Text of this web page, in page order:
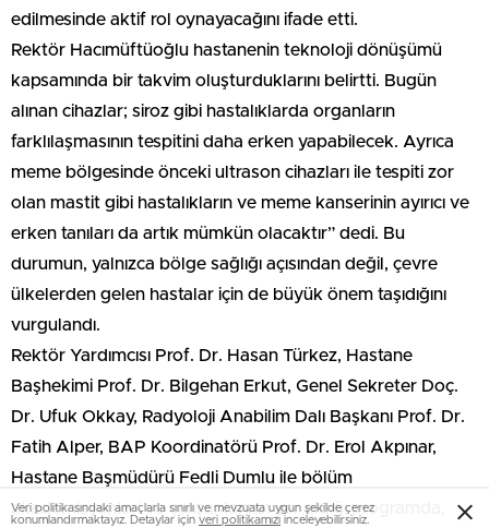
edilmesinde aktif rol oynayacağını ifade etti.
Rektör Hacımüftüoğlu hastanenin teknoloji dönüşümü
kapsamında bir takvim oluşturduklarını belirtti. Bugün
alınan cihazlar; siroz gibi hastalıklarda organların
farklılaşmasının tespitini daha erken yapabilecek. Ayrıca
meme bölgesinde önceki ultrason cihazları ile tespiti zor
olan mastit gibi hastalıkların ve meme kanserinin ayırıcı ve
erken tanıları da artık mümkün olacaktır” dedi. Bu
durumun, yalnızca bölge sağlığı açısından değil, çevre
ülkelerden gelen hastalar için de büyük önem taşıdığını
vurgulandı.
Rektör Yardımcısı Prof. Dr. Hasan Türkez, Hastane
Başhekimi Prof. Dr. Bilgehan Erkut, Genel Sekreter Doç.
Dr. Ufuk Okkay, Radyoloji Anabilim Dalı Başkanı Prof. Dr.
Fatih Alper, BAP Koordinatörü Prof. Dr. Erol Akpınar,
Hastane Başmüdürü Fedli Dumlu ile bölüm
akademisyenleri ve çalışanlarının yer aldığı programda,
Veri politikasındaki amaçlarla sınırlı ve mevzuata uygun şekilde çerez
konumlandırmaktayız. Detaylar için veri politikamızı inceleyebilirsiniz.